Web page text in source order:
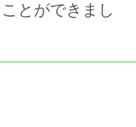
とができまし